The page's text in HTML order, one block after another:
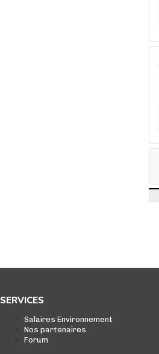
SERVICES
Salaires Environnement
Nos partenaires
Forum